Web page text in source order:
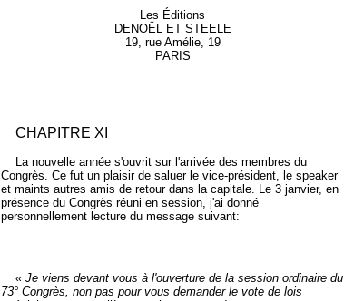
Les Éditions
DENOËL ET STEELE
19, rue Amélie, 19
PARIS
CHAPITRE XI
La nouvelle année s'ouvrit sur l'arrivée des membres du
Congrès. Ce fut un plaisir de saluer le vice-président, le speaker
et maints autres amis de retour dans la capitale. Le 3 janvier, en
présence du Congrès réuni en session, j'ai donné
personnellement lecture du message suivant:
« Je viens devant vous à l'ouverture de la session ordinaire du
73° Congrès, non pas pour vous demander le vote de lois